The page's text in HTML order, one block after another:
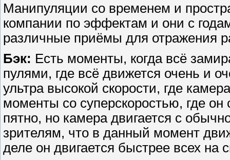
Манипуляции со временем и
компании по эффектам и они с
различные приёмы для отражения
Бэк: Есть моменты, когда всё
пулями, где всё движется очень и
ультра высокой скорости, где
моменты со суперскоростью, где
пятно, но камера двигается с
зрителям, что в данный момент
деле он двигается быстрее всех на